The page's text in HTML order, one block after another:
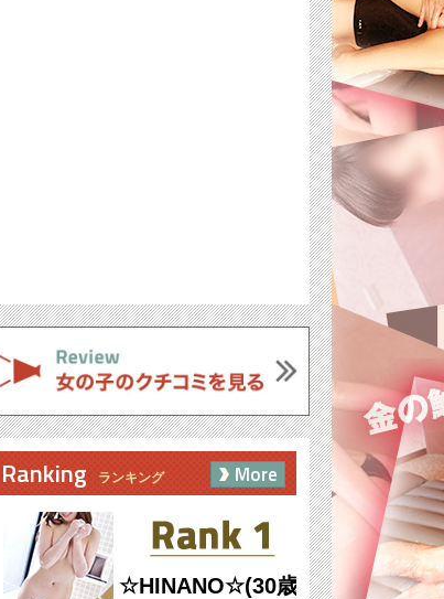
Ranking ランキング More
☆HINANO☆(30歳)